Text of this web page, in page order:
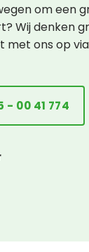
om een
Wij denken
met ons op
- 00 41 774